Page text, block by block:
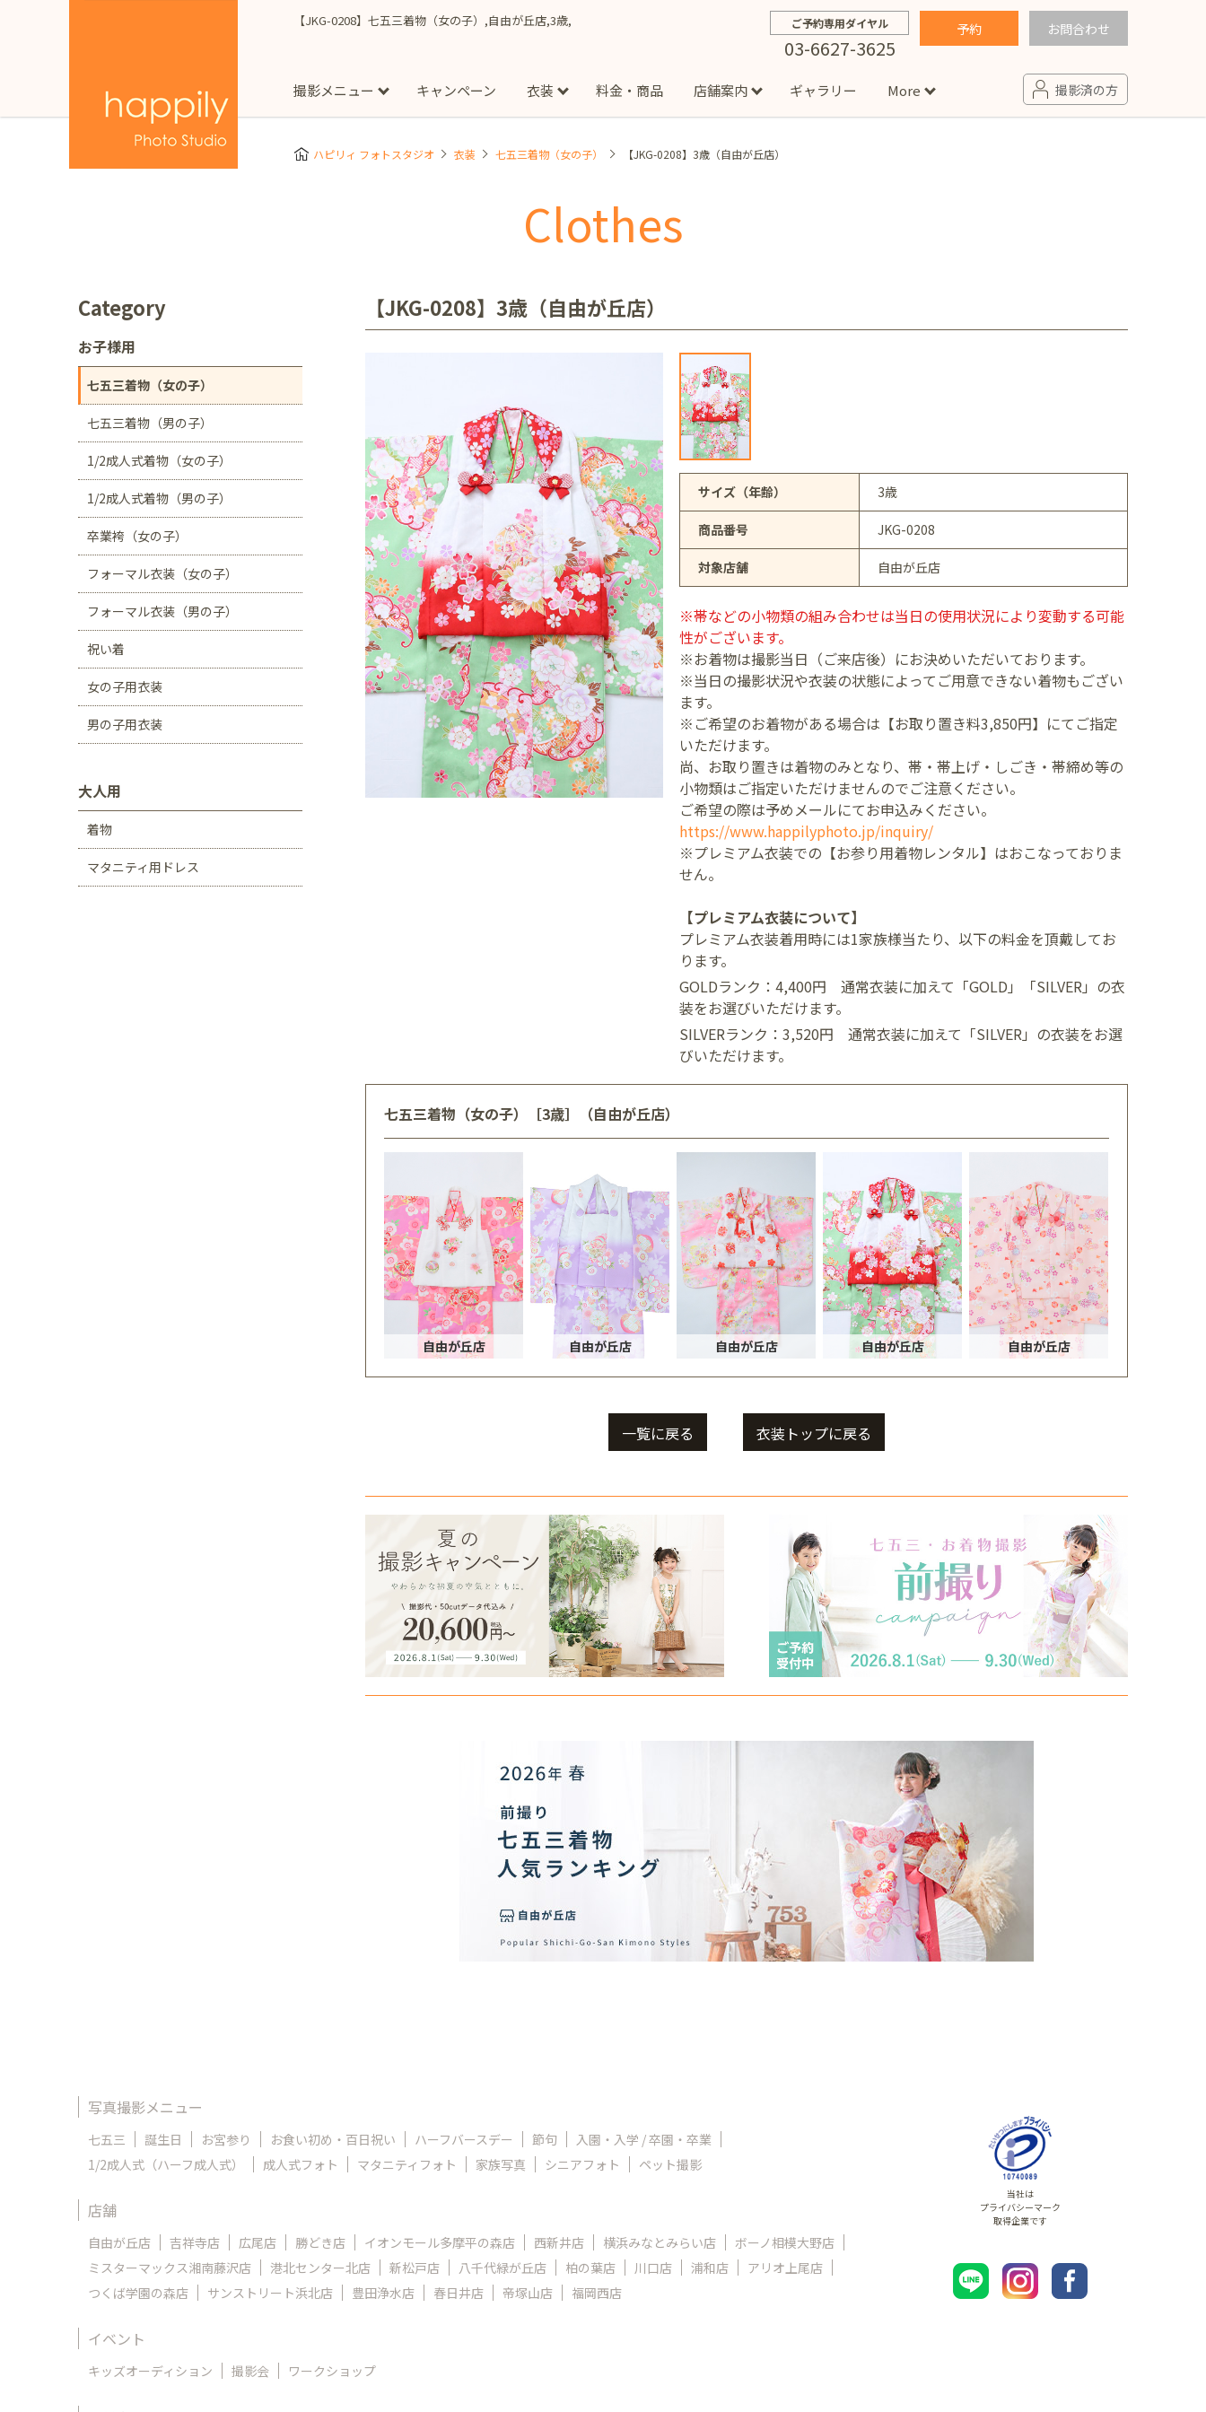
【JKG-0208】七五三着物（女の子）,自由が丘店,3歳, ご予約専用ダイヤル
03-6627-3625
予約 お問合わせ
撮影メニュー
スタジオ撮影
成人式フォト マタニティフォト
お宮参り 入園・入学／卒園・卒業 ファミリーフォト
キャンペーン 衣装
Clothes
七五三着物(男の子) 1/2成人式着物(女の子)
フォーマル衣装(男の子) 祝い着
マタニティ用ドレス
料金・商品 店舗案内
Store
吉祥寺店 イオンモール多摩平の森店
アリオ上尾店
つくば学園の森店
静岡県
サンストリート浜北店
春日井店
帝塚山店
福岡県
ギャラリー More
More
撮影済の方
ハピリィ フォトスタジオ 衣装 七五三着物（女の子） 【JKG-0208】3歳（自由が丘店）
Clothes
【JKG-0208】3歳（自由が丘店）
サイズ（年齢） 3歳
商品番号 JKG-0208
対象店舗 自由が丘店
※帯などの小物類の組み合わせは当日の使用状況により変動する可能
性がございます。
※お着物は撮影当日（ご来店後）にお決めいただいております。
※当日の撮影状況や衣装の状態によってご用意できない着物もござい
ます。
※ご希望のお着物がある場合は【お取り置き料3,850円】にてご指定
いただけます。
尚、お取り置きは着物のみとなり、帯・帯上げ・しごき・帯締め等の
小物類はご指定いただけませんのでご注意ください。
ご希望の際は予めメールにてお申込みください。
https://www.happilyphoto.jp/inquiry/
※プレミアム衣装での【お参り用着物レンタル】はおこなっておりま
せん。
【プレミアム衣装について】
プレミアム衣装着用時には1家族様当たり、以下の料金を頂戴してお
ります。
GOLDランク：4,400円 通常衣装に加えて「GOLD」「SILVER」の衣
装をお選びいただけます。
SILVERランク：3,520円 通常衣装に加えて「SILVER」の衣装をお選
びいただけます。
七五三着物（女の子）［3歳］（自由が丘店）
自由が丘店 自由が丘店 自由が丘店 自由が丘店 自由が丘店
一覧に戻る 衣装トップに戻る
Category
お子様用
七五三着物（女の子）
七五三着物（男の子）
1/2成人式着物（女の子）
1/2成人式着物（男の子）
卒業袴（女の子）
フォーマル衣装（女の子）
フォーマル衣装（男の子）
祝い着
女の子用衣装
男の子用衣装
大人用
着物
マタニティ用ドレス
写真撮影メニュー
七五三 誕生日 お宮参り お食い初め・百日祝い ハーフバースデー 節句
入園・入学 / 卒園・卒業
1/2成人式（ハーフ成人式）
成人式フォト マタニティフォト 家族写真 シニアフォト ペット撮影
店舗
自由が丘店 吉祥寺店 広尾店 勝どき店 イオンモール多摩平の森店 西新井店 横浜みなとみらい店
ボーノ相模大野店
ミスターマックス湘南藤沢店
港北センター北店 新松戸店 八千代緑が丘店 柏の葉店 川口店 浦和店
アリオ上尾店
つくば学園の森店
サンストリート浜北店 豊田浄水店 春日井店 帝塚山店 福岡西店
イベント
キッズオーディション 撮影会 ワークショップ
当社は
プライバシーマーク
取得企業です